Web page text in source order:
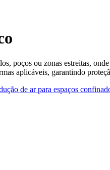
poços ou zonas estreitas,
aplicáveis, garantindo